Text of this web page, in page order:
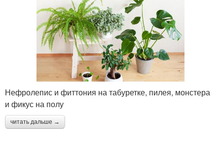
Нефролепис и фиттония на табуретке, пилея, монстера
и фикус на полу
читать дальше →